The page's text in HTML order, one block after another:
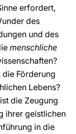
erfordert,
des
und des
menschliche
Förderung
Lebens?
die Zeugung
ihrer geistlichen
in die